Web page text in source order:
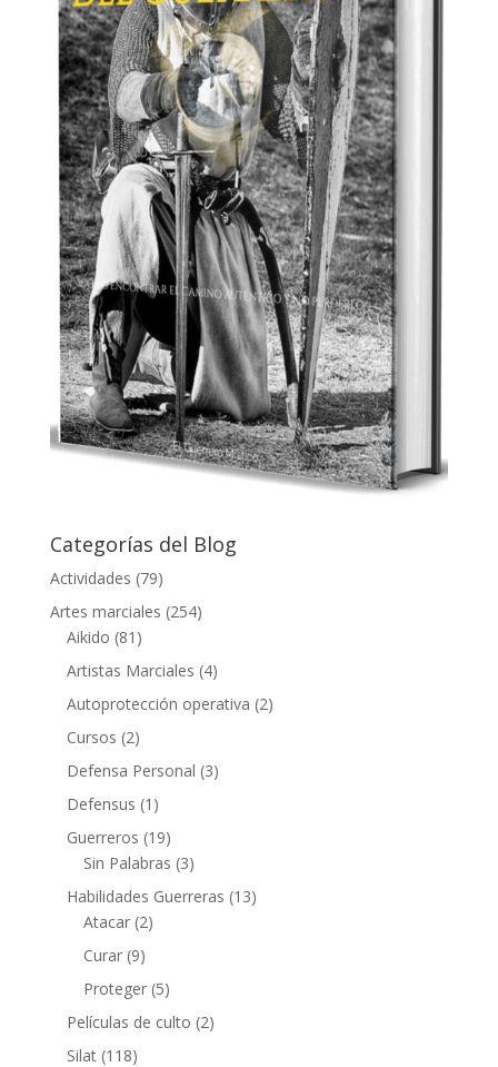
Categorías del Blog
Actividades (79)
Artes marciales (254)
Aikido (81)
Artistas Marciales (4)
Autoprotección operativa (2)
Cursos (2)
Defensa Personal (3)
Defensus (1)
Guerreros (19)
Sin Palabras (3)
Habilidades Guerreras (13)
Atacar(2)
Curar(9)
Proteger(5)
Películas de culto (2)
Silat(118)